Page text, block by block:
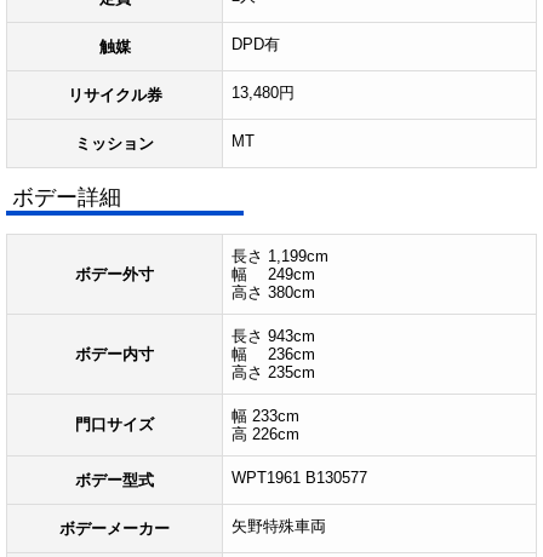
触媒 DPD有
リサイクル券 13,480円
ミッション MT
ボデー詳細
ボデー外寸
長さ 1,199cm
幅 249cm
高さ 380cm
ボデー内寸
長さ 943cm
幅 236cm
高さ 235cm
門口サイズ
幅 233cm
高 226cm
ボデー型式 WPT1961 B130577
ボデーメーカー 矢野特殊車両